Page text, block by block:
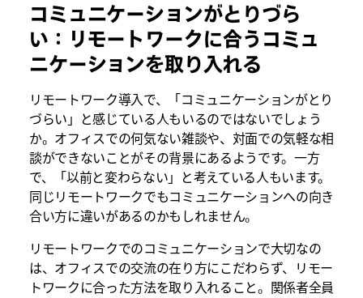
コミュニケーションがとりづら
い：リモートワークに合うコミュ
ニケーションを取り入れる
リモートワーク導入で、「コミュニケーションがとり
づらい」と感じている人もいるのではないでしょう
か。オフィスでの何気ない雑談や、対面での気軽な相
談ができないことがその背景にあるようです。一方
で、「以前と変わらない」と考えている人もいます。
同じリモートワークでもコミュニケーションへの向き
合い方に違いがあるのかもしれません。
リモートワークでのコミュニケーションで大切なの
は、オフィスでの交流の在り方にこだわらず、リモー
トワークに合った方法を取り入れること。関係者全員